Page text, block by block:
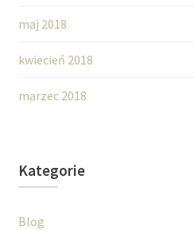
maj 2018
kwiecień 2018
marzec 2018
Kategorie
Blog